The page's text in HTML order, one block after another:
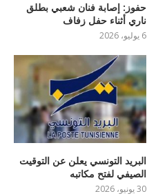
حفوز: إصابة فنان شعبي بطلق
ناري أثناء حفل زفاف
6 يوليو، 2026
البريد التونسي يعلن عن التوقيت
الصيفي لفتح مكاتبه
30 يونيو، 2026